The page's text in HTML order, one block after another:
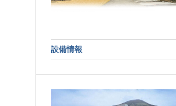
設備情報